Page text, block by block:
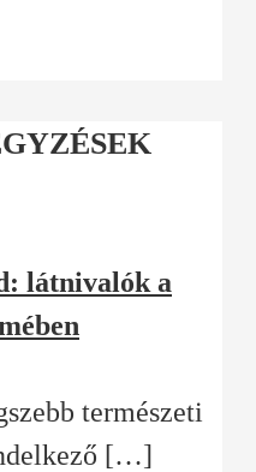
látnivalók a
természeti
[…]